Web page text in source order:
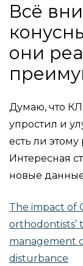
Всё
они
Думаю, что
упростил и
есть ли этому
Интересная
новые
The impact of
orthodontists’
management
disturbance